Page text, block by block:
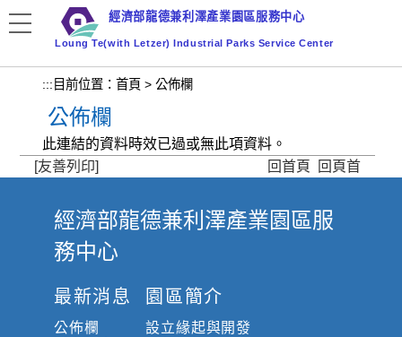
要
容
區
塊
經濟部龍德兼利澤產業園區服務中心
Loung Te(with Letzer) Industrial Parks Service Center
::: 目前位置： 首頁 > 公佈欄
公佈欄
此連結的資料時效已過或無此項資料。
[友善列印]
回首頁 回頁首
:
:
經濟部龍德兼利澤產業園區服
務中心
最新消息
公佈欄
園區簡介
設立緣起與開發